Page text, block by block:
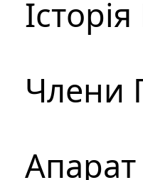
Члени